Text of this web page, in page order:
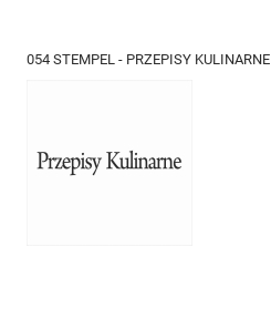
054 STEMPEL - PRZEPISY KULINARNE